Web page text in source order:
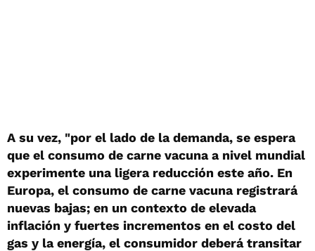
A su vez, "por el lado de la demanda, se espera
que el consumo de carne vacuna a nivel mundial
experimente una ligera reducción este año. En
Europa, el consumo de carne vacuna registrará
nuevas bajas; en un contexto de elevada
inflación y fuertes incrementos en el costo del
gas y la energía, el consumidor deberá transitar